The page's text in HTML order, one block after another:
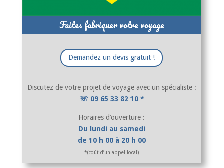
Faites fabriquer votre voyage
Demandez un devis gratuit !
Discutez de votre projet de voyage avec un spécialiste :
☏ 09 65 33 82 10 *
Horaires d’ouverture :
Du lundi au samedi
de 10 h 00 à 20 h 00
*(coût d’un appel local)